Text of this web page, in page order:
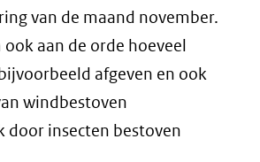
van de maand november.
aan de orde hoeveel
afgeven en ook
windbestoven
door insecten bestoven